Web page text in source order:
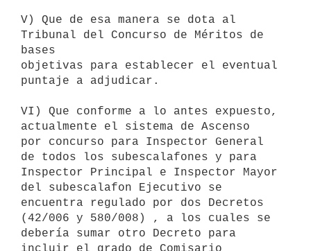
V) Que de esa manera se dota al
Tribunal del Concurso de Méritos de
bases
objetivas para establecer el eventual
puntaje a adjudicar.
VI) Que conforme a lo antes expuesto,
actualmente el sistema de Ascenso
por concurso para Inspector General
de todos los subescalafones y para
Inspector Principal e Inspector Mayor
del subescalafon Ejecutivo se
encuentra regulado por dos Decretos
(42/006 y 580/008) , a los cuales se
debería sumar otro Decreto para